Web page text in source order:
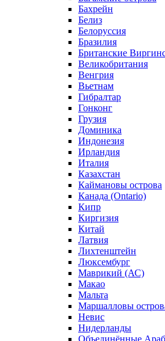
Бахрейн
Белиз
Белоруссия
Бразилия
Британские
Великобритания
Венгрия
Вьетнам
Гибралтар
Гонконг
Грузия
Доминика
Индонезия
Ирландия
Италия
Казахстан
Каймановы острова
Канада (Ontario)
Кипр
Киргизия
Китай
Латвия
Лихтенштейн
Люксембург
Маврикий (АС)
Макао
Мальта
Маршалловы
Нeвис
Нидерланды
Объединённые